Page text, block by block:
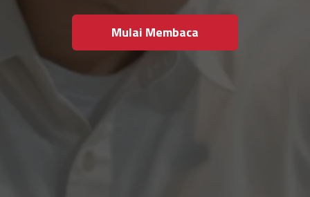
Mulai Membaca